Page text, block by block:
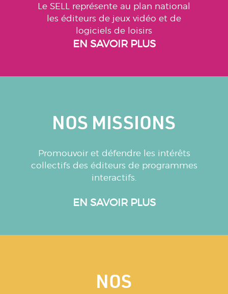
Le SELL représente au plan national
les éditeurs de jeux vidéo et de
logiciels de loisirs
EN SAVOIR PLUS
NOS MISSIONS
Promouvoir et défendre les intérêts
collectifs des éditeurs de programmes
interactifs.
EN SAVOIR PLUS
NOS